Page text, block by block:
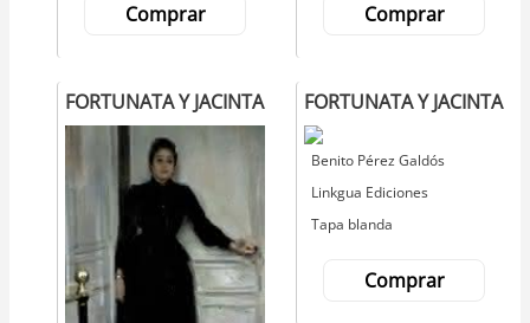
Comprar Comprar
FORTUNATA Y JACINTA FORTUNATA Y JACINTA
Autor
Benito Pérez Galdós
Editorial
Linkgua Ediciones
Tapa blanda
Comprar